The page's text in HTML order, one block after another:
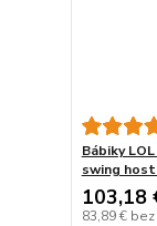
Bábiky
swing
103,18
83,89 € bez